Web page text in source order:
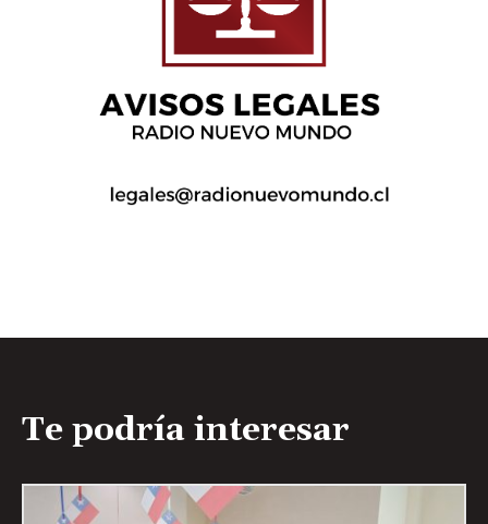
Te podría interesar